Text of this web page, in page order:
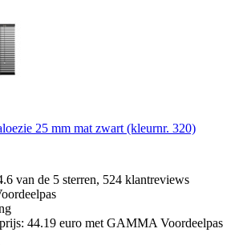
25 mm mat zwart (kleurnr. 320)
van de 5 sterren, 524 klantreviews
44.19 euro met GAMMA Voordeelpas